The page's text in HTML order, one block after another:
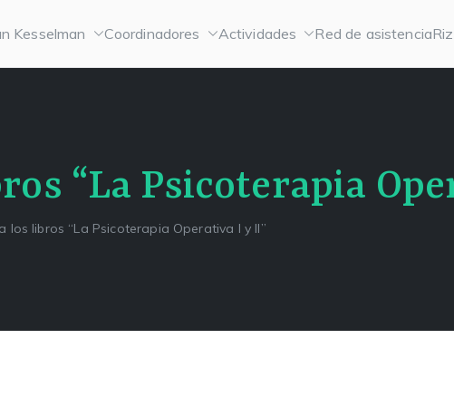
Kesselman Coordinadores Actividades Red de asistencia
“La Psicoterapia
los libros “La Psicoterapia Operativa I y II”